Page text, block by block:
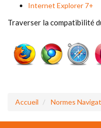
Internet Explorer 7+
Traverser la compatibilité
Accueil Normes